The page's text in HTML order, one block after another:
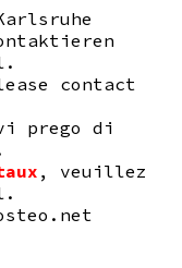
contact
prego di
, veuillez